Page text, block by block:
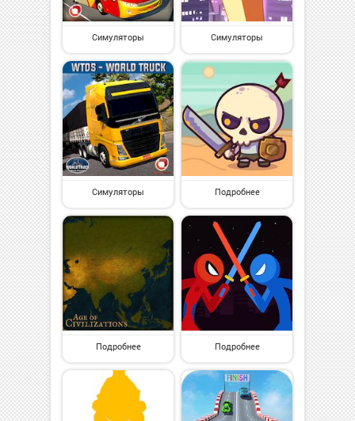
Симуляторы Симуляторы
Симуляторы Подробнее
Подробнее Подробнее